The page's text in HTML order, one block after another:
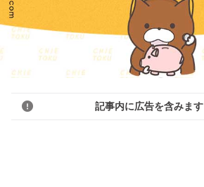
記事内に広告を含みます